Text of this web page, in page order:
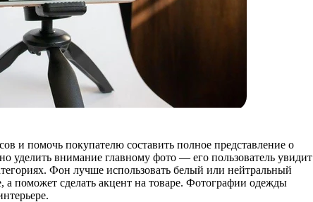
и помочь покупателю составить полное представление о
уделить внимание главному фото — его пользователь увидит
Фон лучше использовать белый или нейтральный
а поможет сделать акцент на товаре. Фотографии одежды